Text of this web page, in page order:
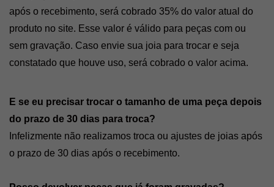
após o recebimento, será cobrado 35% do valor atual do
produto no site. Esse valor é válido para peças com ou
sem gravação. Caso envie sua joia para trocar e seja
constatado que houve uso, será cobrado o valor acima.
E se eu precisar trocar o tamanho de uma peça depois
do prazo de 30 dias para troca?
Infelizmente não realizamos troca ou ajustes de joias após
o prazo de 30 dias após o recebimento.